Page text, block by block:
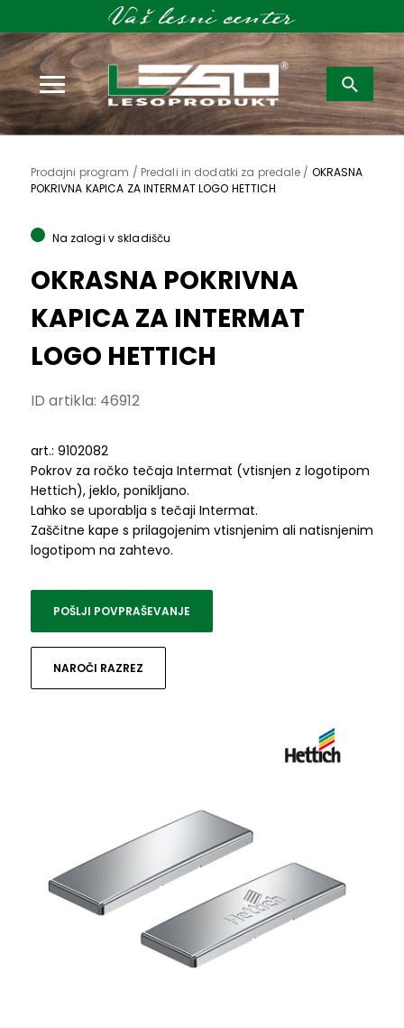
Išči:
Prodajni program / Predali in dodatki za predale / OKRASNA
POKRIVNA KAPICA ZA INTERMAT LOGO HETTICH
Na zalogi v skladišču
OKRASNA POKRIVNA
KAPICA ZA INTERMAT
LOGO HETTICH
ID artikla: 46912
art.: 9102082
Pokrov za ročko tečaja Intermat (vtisnjen z logotipom
Hettich), jeklo, ponikljano.
Lahko se uporablja s tečaji Intermat.
Zaščitne kape s prilagojenim vtisnjenim ali natisnjenim
logotipom na zahtevo.
POŠLJI POVPRAŠEVANJE
NAROČI RAZREZ